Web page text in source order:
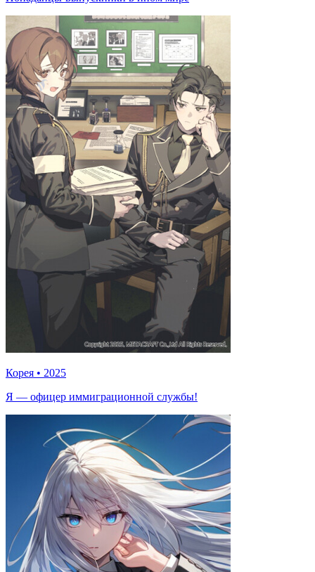
Корея • 2025
Я — офицер иммиграционной службы!